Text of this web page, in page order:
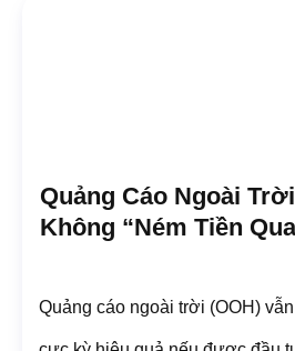
Quảng Cáo Ngoài
Không “ném Tiền
Quảng cáo ngoài trời (OOH)